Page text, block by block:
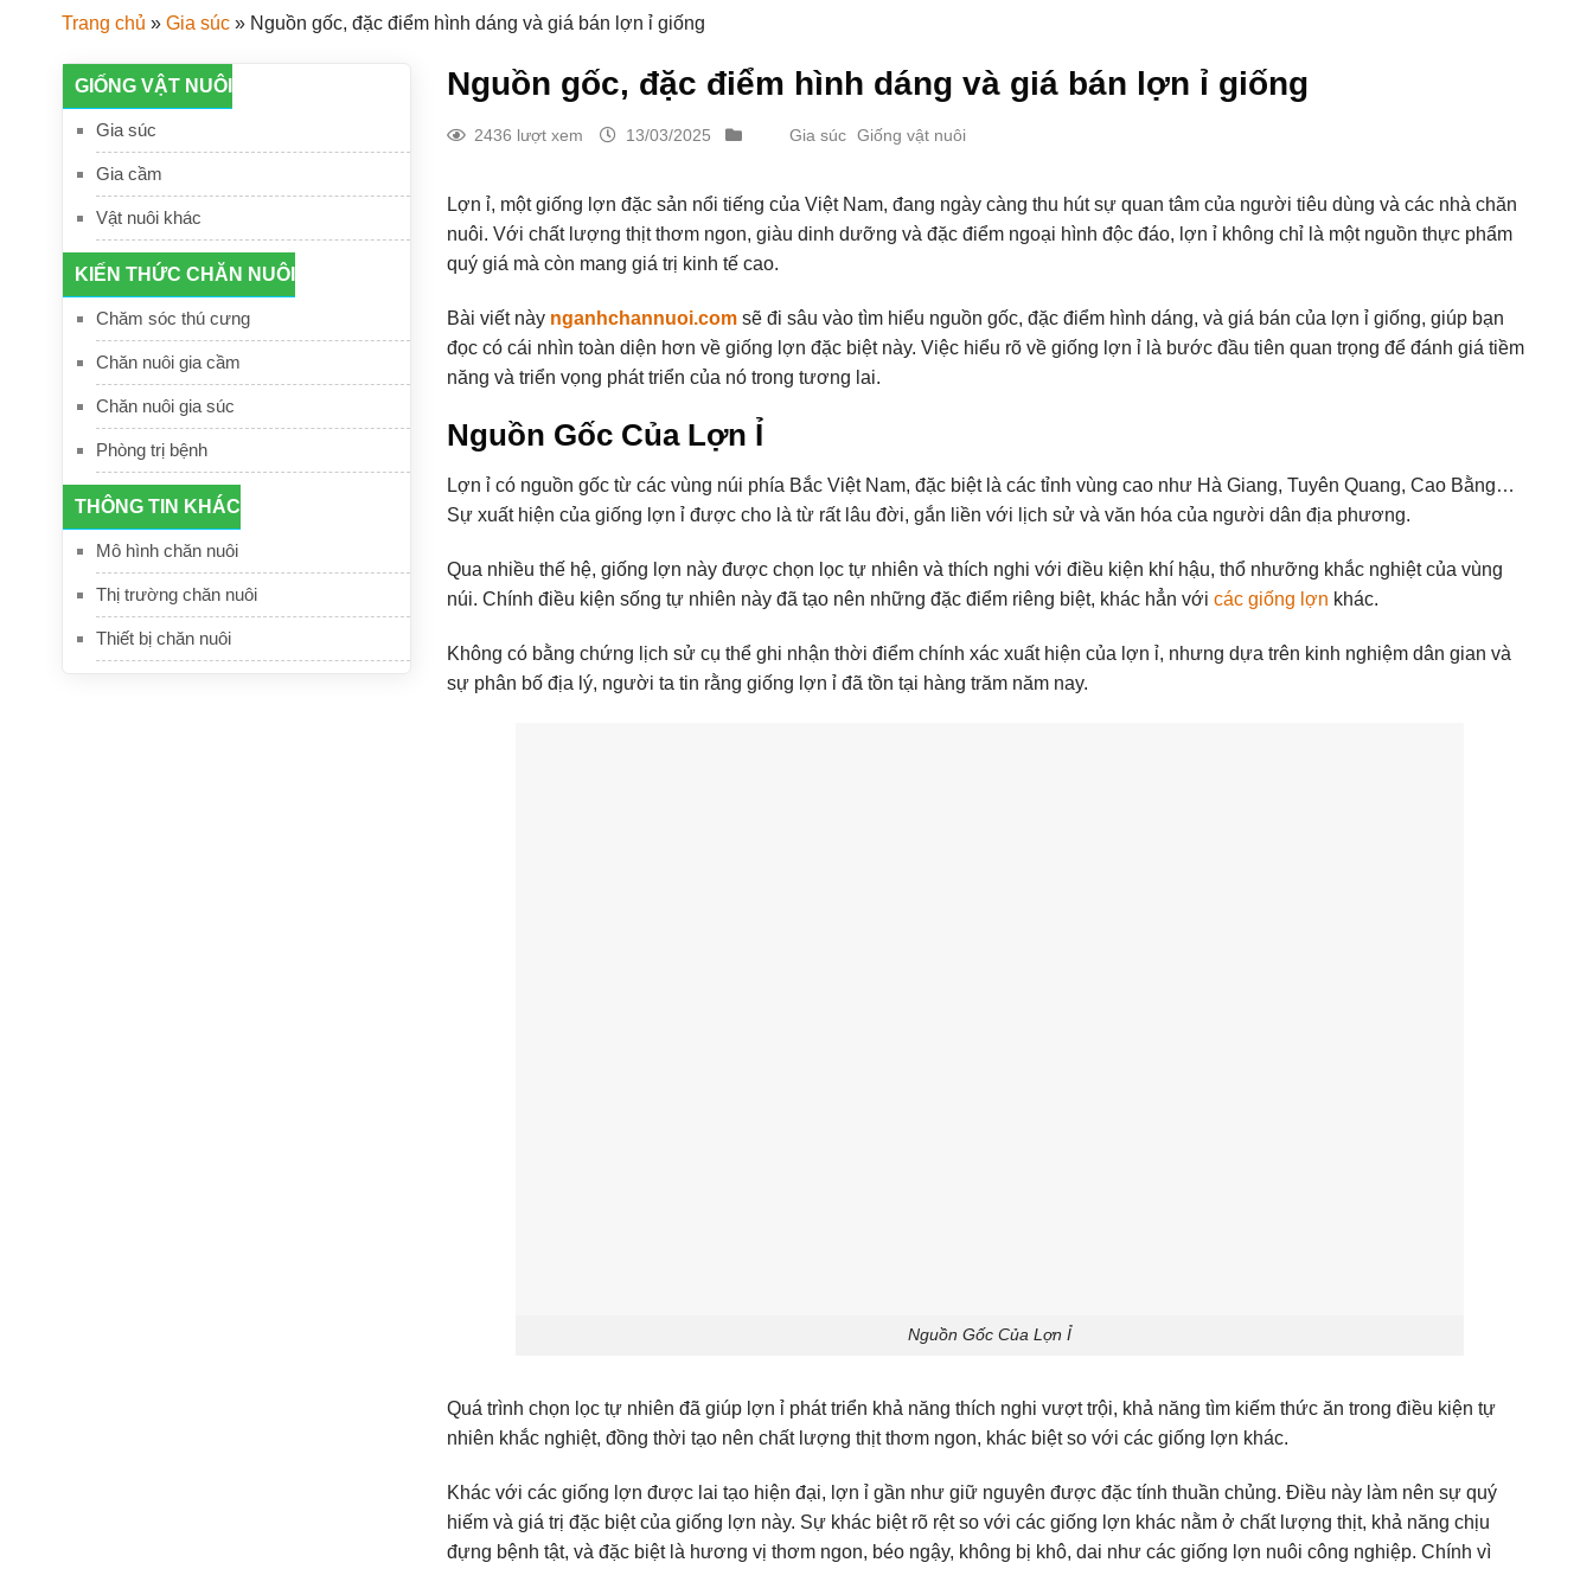
Trang chủ » Gia súc » Nguồn gốc, đặc điểm hình dáng và giá bán lợn ỉ giống
GIỐNG VẬT NUÔI
Gia súc
Gia cầm
Vật nuôi khác
KIẾN THỨC CHĂN NUÔI
Chăm sóc thú cưng
Chăn nuôi gia cầm
Chăn nuôi gia súc
Phòng trị bệnh
THÔNG TIN KHÁC
Mô hình chăn nuôi
Thị trường chăn nuôi
Thiết bị chăn nuôi
Nguồn gốc, đặc điểm hình dáng và giá bán lợn ỉ giống
2436 lượt xem 13/03/2025 Gia súc Giống vật nuôi
Lợn ỉ, một giống lợn đặc sản nổi tiếng của Việt Nam, đang ngày càng thu hút sự quan tâm của người tiêu dùng và các nhà chăn
nuôi. Với chất lượng thịt thơm ngon, giàu dinh dưỡng và đặc điểm ngoại hình độc đáo, lợn ỉ không chỉ là một nguồn thực phẩm
quý giá mà còn mang giá trị kinh tế cao.
Bài viết này nganhchannuoi.com sẽ đi sâu vào tìm hiểu nguồn gốc, đặc điểm hình dáng, và giá bán của lợn ỉ giống, giúp bạn
đọc có cái nhìn toàn diện hơn về giống lợn đặc biệt này. Việc hiểu rõ về giống lợn ỉ là bước đầu tiên quan trọng để đánh giá tiềm
năng và triển vọng phát triển của nó trong tương lai.
Nguồn Gốc Của Lợn Ỉ
Lợn ỉ có nguồn gốc từ các vùng núi phía Bắc Việt Nam, đặc biệt là các tỉnh vùng cao như Hà Giang, Tuyên Quang, Cao Bằng…
Sự xuất hiện của giống lợn ỉ được cho là từ rất lâu đời, gắn liền với lịch sử và văn hóa của người dân địa phương.
Qua nhiều thế hệ, giống lợn này được chọn lọc tự nhiên và thích nghi với điều kiện khí hậu, thổ nhưỡng khắc nghiệt của vùng
núi. Chính điều kiện sống tự nhiên này đã tạo nên những đặc điểm riêng biệt, khác hẳn với các giống lợn khác.
Không có bằng chứng lịch sử cụ thể ghi nhận thời điểm chính xác xuất hiện của lợn ỉ, nhưng dựa trên kinh nghiệm dân gian và
sự phân bố địa lý, người ta tin rằng giống lợn ỉ đã tồn tại hàng trăm năm nay.
Nguồn Gốc Của Lợn Ỉ
Quá trình chọn lọc tự nhiên đã giúp lợn ỉ phát triển khả năng thích nghi vượt trội, khả năng tìm kiếm thức ăn trong điều kiện tự
nhiên khắc nghiệt, đồng thời tạo nên chất lượng thịt thơm ngon, khác biệt so với các giống lợn khác.
Khác với các giống lợn được lai tạo hiện đại, lợn ỉ gần như giữ nguyên được đặc tính thuần chủng. Điều này làm nên sự quý
hiếm và giá trị đặc biệt của giống lợn này. Sự khác biệt rõ rệt so với các giống lợn khác nằm ở chất lượng thịt, khả năng chịu
đựng bệnh tật, và đặc biệt là hương vị thơm ngon, béo ngậy, không bị khô, dai như các giống lợn nuôi công nghiệp. Chính vì